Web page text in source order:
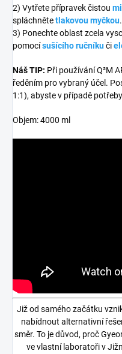
2) Vytřete přípravek čistou
spláchnětetlakovou myčkou.
3) Ponechte oblast zcela
pomocísušícího ručníkuči
Náš TIP: Při používání Q²M
ředěním pro vybraný účel.
1:1), abyste v případě
Objem: 4000 ml
Již od samého začátku
nabídnout alternativní
směr. To je důvod, proč
ve vlastní laboratoři v